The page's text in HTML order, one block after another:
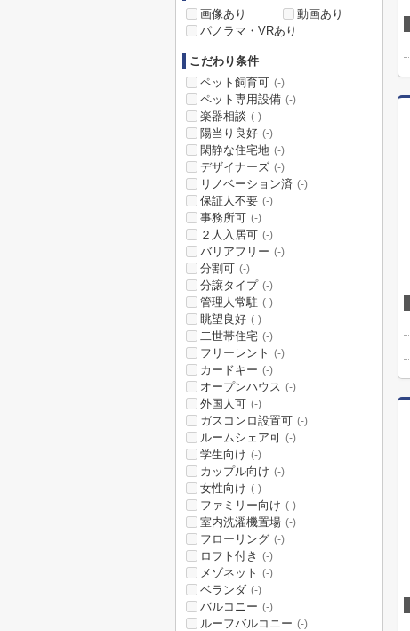
画像あり
動画あり
パノラマ・VRあり
こだわり条件
ペット飼育可 (-)
ペット専用設備 (-)
楽器相談 (-)
陽当り良好 (-)
閑静な住宅地 (-)
デザイナーズ (-)
リノベーション済 (-)
保証人不要 (-)
事務所可 (-)
２人入居可 (-)
バリアフリー (-)
分割可 (-)
分譲タイプ (-)
管理人常駐 (-)
眺望良好 (-)
二世帯住宅 (-)
フリーレント (-)
カードキー (-)
オープンハウス (-)
外国人可 (-)
ガスコンロ設置可 (-)
ルームシェア可 (-)
学生向け (-)
カップル向け (-)
女性向け (-)
ファミリー向け (-)
室内洗濯機置場 (-)
フローリング (-)
ロフト付き (-)
メゾネット (-)
ベランダ (-)
バルコニー (-)
ルーフバルコニー (-)